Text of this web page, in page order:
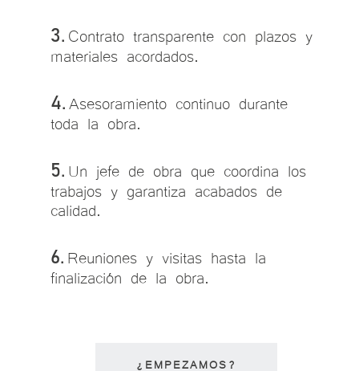
3. Contrato transparente con plazos y
materiales acordados.
4. Asesoramiento continuo durante
toda la obra.
5. Un jefe de obra que coordina los
trabajos y garantiza acabados de
calidad.
6. Reuniones y visitas hasta la
finalización de la obra.
¿EMPEZAMOS?